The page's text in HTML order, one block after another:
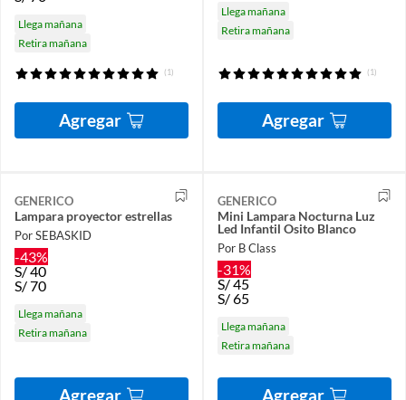
Llega mañana
Retira mañana
(1)
Agregar
Llega mañana
Retira mañana
(1)
Agregar
GENERICO
Lampara proyector estrellas
Por SEBASKID
-43%
S/40
S/70
Llega mañana
Retira mañana
Agregar
GENERICO
Mini Lampara Nocturna Luz
Led Infantil Osito Blanco
Por B Class
-31%
S/45
S/65
Llega mañana
Retira mañana
Agregar